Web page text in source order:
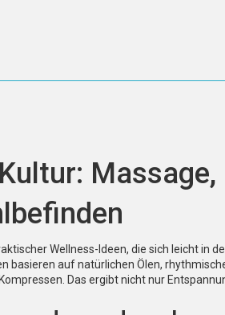
Massage,
Wellness-Ideen, die sich leicht in
basieren auf natürlichen Ölen,
Das ergibt nicht nur